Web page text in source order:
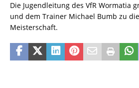
Die Jugendleitung des VfR Wormatia
und dem Trainer Michael Bumb zu
Meisterschaft.